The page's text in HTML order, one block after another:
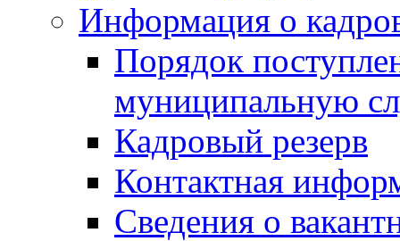
Информация о
Порядок
муниципальную
Кадровый резерв
Контактная
Сведения о